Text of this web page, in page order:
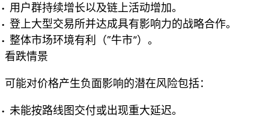
用户群持续增长以及链上活动增加。
登上大型交易所并达成具有影响力的战略合作。
整体市场环境有利（“牛市”）。
看跌情景
可能对价格产生负面影响的潜在风险包括：
未能按路线图交付或出现重大延迟。